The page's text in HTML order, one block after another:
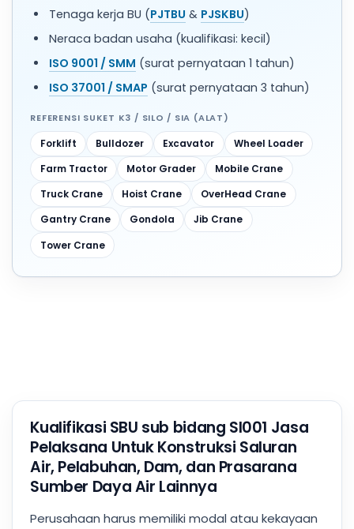
Tenaga kerja BU (PJTBU & PJSKBU)
Neraca badan usaha (kualifikasi: kecil)
ISO 9001 / SMM (surat pernyataan 1 tahun)
ISO 37001 / SMAP (surat pernyataan 3 tahun)
REFERENSI SUKET K3 / SILO / SIA (ALAT)
Forklift Bulldozer Excavator
Wheel Loader
Farm Tractor
Motor Grader
Mobile Crane
Truck Crane
Hoist Crane
OverHead Crane
Gantry Crane
Gondola
Jib Crane
Tower Crane
Kualifikasi SBU sub bidang SI001 Jasa
Pelaksana Untuk Konstruksi Saluran
Air, Pelabuhan, Dam, dan Prasarana
Sumber Daya Air Lainnya
Perusahaan harus memiliki modal atau kekayaan